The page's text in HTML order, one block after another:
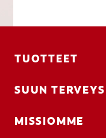
TUOTTEET
SUUN TERVEYS
MISSIOMME